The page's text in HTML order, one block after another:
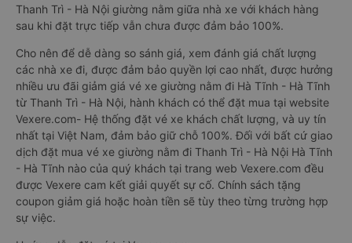
Thanh Trì - Hà Nội giường nằm giữa nhà xe với khách hàng
sau khi đặt trực tiếp vẫn chưa được đảm bảo 100%.
Cho nên để dễ dàng so sánh giá, xem đánh giá chất lượng
các nhà xe đi, được đảm bảo quyền lợi cao nhất, được hưởng
nhiều ưu đãi giảm giá vé xe giường nằm đi Hà Tĩnh - Hà Tĩnh
từ Thanh Trì - Hà Nội, hành khách có thể đặt mua tại website
Vexere.com- Hệ thống đặt vé xe khách chất lượng, và uy tín
nhất tại Việt Nam, đảm bảo giữ chỗ 100%. Đối với bất cứ giao
dịch đặt mua vé xe giường nằm đi Thanh Trì - Hà Nội Hà Tĩnh
- Hà Tĩnh nào của quý khách tại trang web Vexere.com đều
được Vexere cam kết giải quyết sự cố. Chính sách tặng
coupon giảm giá hoặc hoàn tiền sẽ tùy theo từng trường hợp
sự việc.